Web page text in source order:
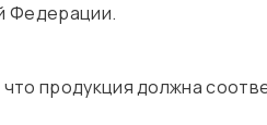
Федерации.
что продукция должна